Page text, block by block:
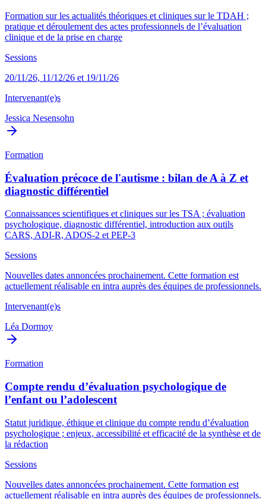
Formation sur les actualités théoriques et cliniques sur le TDAH ;
pratique et déroulement des actes professionnels de l’évaluation
clinique et de la prise en charge
Sessions
20/11/26, 11/12/26 et 19/11/26
Intervenant(e)s
Jessica Nesensohn
Formation
Évaluation précoce de l'autisme : bilan de A à Z et
diagnostic différentiel
Connaissances scientifiques et cliniques sur les TSA ; évaluation
psychologique, diagnostic différentiel, introduction aux outils
CARS, ADI-R, ADOS-2 et PEP-3
Sessions
Nouvelles dates annoncées prochainement. Cette formation est
actuellement réalisable en intra auprès des équipes de professionnels.
Intervenant(e)s
Léa Dormoy
Formation
Compte rendu d’évaluation psychologique de
l’enfant ou l’adolescent
Statut juridique, éthique et clinique du compte rendu d’évaluation
psychologique ; enjeux, accessibilité et efficacité de la synthèse et de
la rédaction
Sessions
Nouvelles dates annoncées prochainement. Cette formation est
actuellement réalisable en intra auprès des équipes de professionnels.